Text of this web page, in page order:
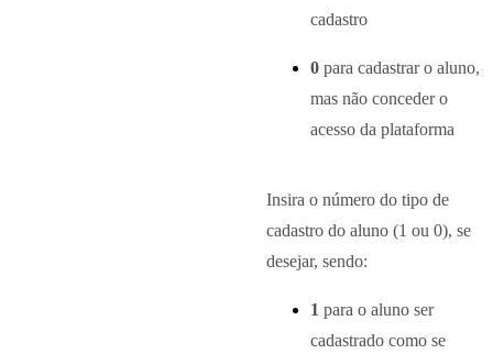
cadastro
0 para cadastrar o aluno,
mas não conceder o
acesso da plataforma
Insira o número do tipo de
cadastro do aluno (1 ou 0), se
desejar, sendo:
1 para o aluno ser
cadastrado como se